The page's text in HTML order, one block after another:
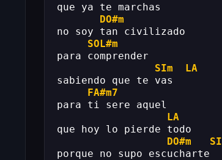
que ya te marchas
DO#m
no soy tan civilizado
SOL#m
para comprender
SIm
LA
sabiendo que te vas
FA#m7
para ti sere aquel
LA
que hoy lo pierde todo
DO#m
SI
porque no supo escucharte